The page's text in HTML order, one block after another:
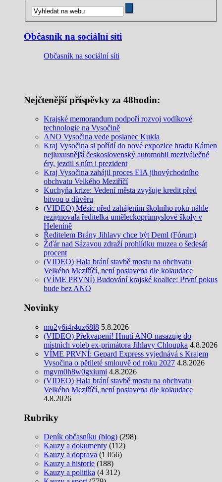
Občasník na sociální síti
Občasník na sociální síti
Nejčtenější příspěvky za 48hodin:
Krajské memorandum podpoří rozvoj vodíkové
technologie na Vysočině
ANO Vysočina vede poslanec Kukla
Kraj Vysočina si pořídí do nové expozice hradu Kámen
nejluxusnější československý automobil meziválečné
éry, jezdil s ním i prezident
Kraj Vysočina zahájil proces EIA jihovýchodního
obchvatu Velkého Meziříčí
Kuchyňa krize: Vedení města zvyšuje kredit před
bitvou o důvěru
(VIDEO) Měsíc před zahájením školního roku náhle
rezignovala ředitelka uměleckoprůmyslové školy v
Heleníně
Ředitelem Brány Jihlavy chce být Deml (Fórum)
Žďár nad Sázavou zdraží prohlídku muzea o šedesát
procent
(VIDEO) Hala brání stavbě mostu na obchvatu
Velkého Meziříčí, není postavena dle kolaudace
(VÍME PRVNÍ) Budování krajské koalice: První pokus
bude bez ANO
Novinky
mu2y6i4r4uz68l8 5.8.2026
(VIDEO) Překvapení! Hnutí ANO nasazuje do
místních voleb ex-primátora Jihlavy Chloupka 4.8.2026
VÍME PRVNÍ: Gepard Express vyjednává s Krajem
Vysočina o pětileté smlouvě od roku 2027 4.8.2026
mgvm0h8w0gxiumi 4.8.2026
(VIDEO) Hala brání stavbě mostu na obchvatu
Velkého Meziříčí, není postavena dle kolaudace
4.8.2026
Rubriky
Deník občasníku (blog) (298)
Kauzy a dokumenty (112)
Kauzy a doprava (1 056)
Kauzy a historie (188)
Kauzy a politika (4 312)